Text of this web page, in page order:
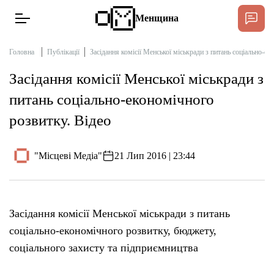
Новини
Тексти
Про нас
Менщина
Головна Публікації Засідання комісії Менської міськради з питань соціально-
Засідання комісії Менської міськради з
питань соціально-економічного
розвитку. Відео
"Місцеві Медіа" 21 Лип 2016 | 23:44
Засідання комісії Менської міськради з питань
соціально-економічного розвитку, бюджету,
соціального захисту та підприємництва